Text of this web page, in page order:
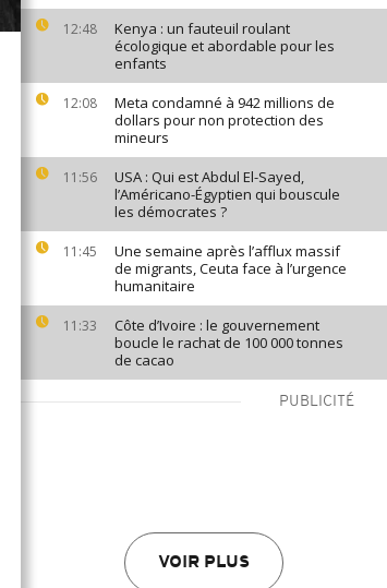
12:48
Kenya : un fauteuil roulant
écologique et abordable pour les
enfants
12:08
Meta condamné à 942 millions de
dollars pour non protection des
mineurs
11:56
USA : Qui est Abdul El-Sayed,
l’Américano-Égyptien qui bouscule
les démocrates ?
11:45
Une semaine après l’afflux massif
de migrants, Ceuta face à l’urgence
humanitaire
11:33
Côte d’Ivoire : le gouvernement
boucle le rachat de 100 000 tonnes
de cacao
PUBLICITÉ
VOIR PLUS